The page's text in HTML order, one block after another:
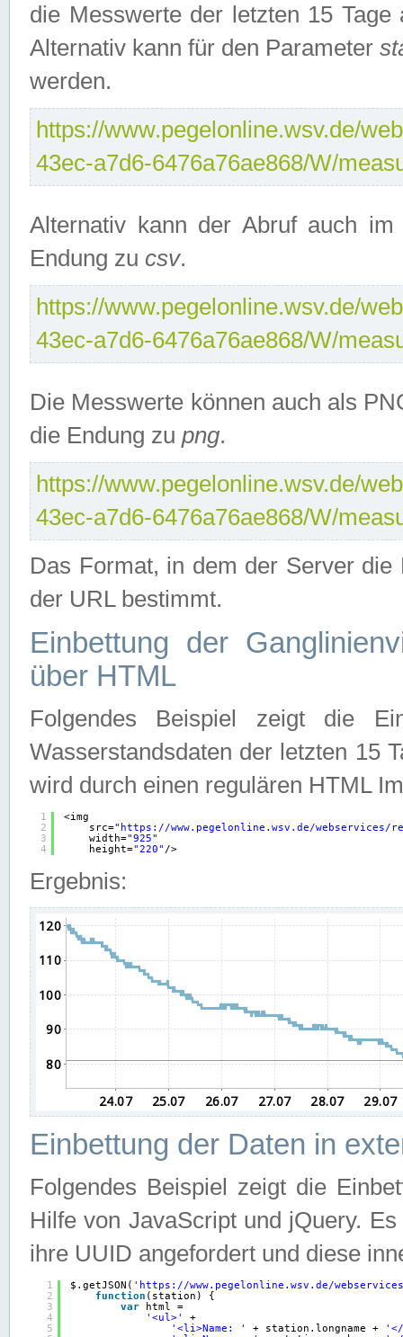
die Messwerte der letzten 15
Alternativ kann für den Parameter
werden.
https://www.pegelonline.wsv.de/
43ec-a7d6-6476a76ae868/W/
Alternativ kann der Abruf auch
Endung zu csv.
https://www.pegelonline.wsv.de/
43ec-a7d6-6476a76ae868/W/
Die Messwerte können auch als
die Endung zu png.
https://www.pegelonline.wsv.de/
43ec-a7d6-6476a76ae868/W/
Das Format, in dem der Server
der URL bestimmt.
Einbettung der
über HTML
Folgendes Beispiel zeigt die
Wasserstandsdaten der letzten 15
wird durch einen regulären HTML
1
2
3
4
<img
src=" https://www.pegelonline.wsv.de/webservices/
width="925"
height="220" />
Ergebnis:
Einbettung der Daten in
Folgendes Beispiel zeigt die
Hilfe von JavaScript und jQuery.
ihre UUID angefordert und diese
1
2
3
4
5
$.getJSON( ' https://www.pegelonline.wsv.de/
function (station) {
var
html =
'<ul>'
+
'<li>Name: '
+ station.longname +